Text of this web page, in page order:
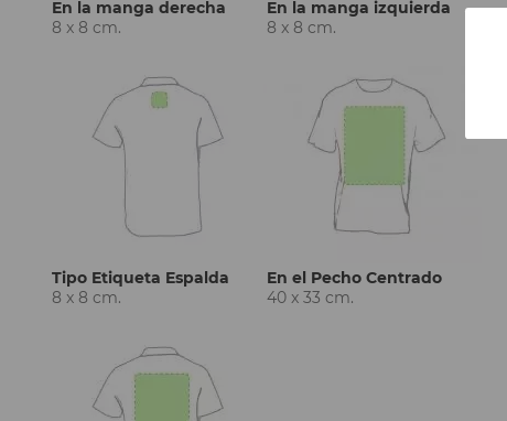
En la manga derecha
8 x 8 cm.
En la manga izquierda
8 x 8 cm.
Tipo Etiqueta Espalda
8 x 8 cm.
En el Pecho Centrado
40 x 33 cm.